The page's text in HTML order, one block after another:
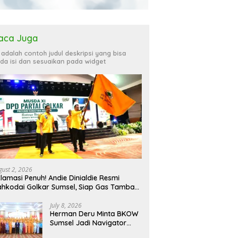
Juga
adalah contoh judul deskripsi yang bisa
isi dan sesuaikan pada widget
2, 2026
Penuh! Andie Dinialdie Resmi
Golkar Sumsel, Siap Gas Tambah
July 8, 2026
Herman Deru Minta BKOW
Sumsel Jadi Navigator